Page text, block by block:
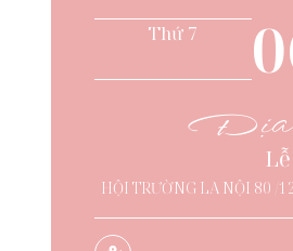
Thứ 7
Địa
HỘI TRƯỜNG LA NỘI 80 /